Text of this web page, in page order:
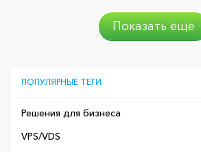
Показать еще
ПОПУЛЯРНЫЕ ТЕГИ
Решения для бизнеса
VPS/VDS